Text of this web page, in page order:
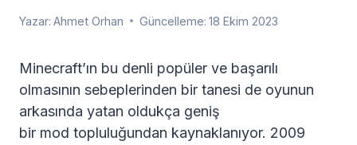
Yazar: Ahmet Orhan Güncelleme: 18 Ekim 2023
Minecraft’ın bu denli popüler ve başarılı
olmasının sebeplerinden bir tanesi de oyunun
arkasında yatan oldukça geniş
bir mod topluluğundan kaynaklanıyor. 2009